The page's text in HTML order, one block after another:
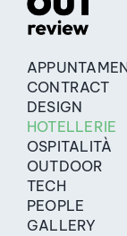
CONTRACT
DESIGN
HOTELLERIE
OSPITALITÀ
OUTDOOR
TECH
PEOPLE
GALLERY